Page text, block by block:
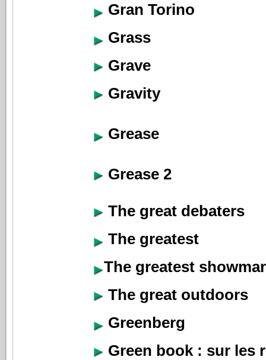
Gran Torino
Grass
Grave
Gravity
Grease
Grease 2
The great debaters
The greatest
The greatest
The great outdoors
Greenberg
Green book : sur les